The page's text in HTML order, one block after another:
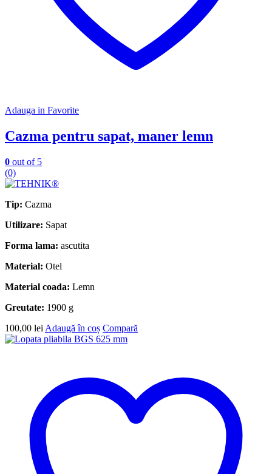
Adauga in Favorite
Cazma pentru sapat, maner lemn
0 out of 5
(0)
Tip: Cazma
Utilizare: Sapat
Forma lama: ascutita
Material: Otel
Material coada: Lemn
Greutate: 1900 g
100,00 lei Adaugă în coș Compară